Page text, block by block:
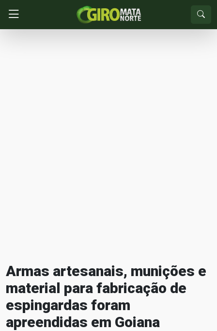
Armas artesanais, munições e
material para fabricação de
espingardas foram
apreendidas em Goiana